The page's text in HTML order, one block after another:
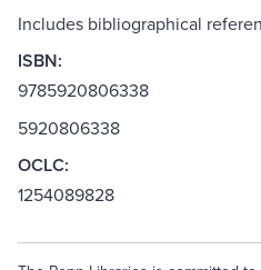
Includes bibliographical
ISBN:
9785920806338
5920806338
OCLC:
1254089828